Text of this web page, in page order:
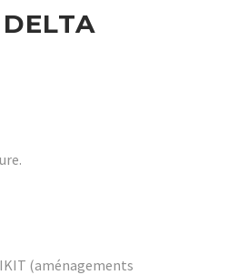
(aménagements